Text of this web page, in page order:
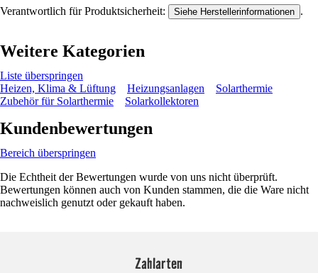
Verantwortlich für Produktsicherheit: Siehe Herstellerinformationen .
Weitere Kategorien
Liste überspringen
Heizen, Klima & Lüftung
Heizungsanlagen
Solarthermie
Zubehör für Solarthermie
Solarkollektoren
Kundenbewertungen
Bereich überspringen
Die Echtheit der Bewertungen wurde von uns nicht überprüft.
Bewertungen können auch von Kunden stammen, die die Ware nicht
nachweislich genutzt oder gekauft haben.
Zahlarten